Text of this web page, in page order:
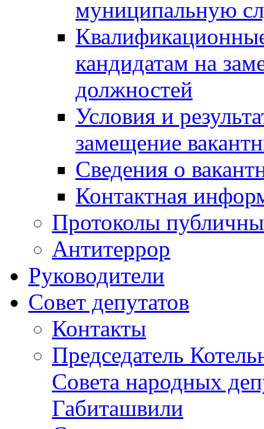
муниципальную
кандидатам на
должностей
Условия и
замещение
Сведения о
Контактная
Протоколы
Антитеррор
Руководители
Совет депутатов
Контакты
Председатель
Совета народных
Габиташвили